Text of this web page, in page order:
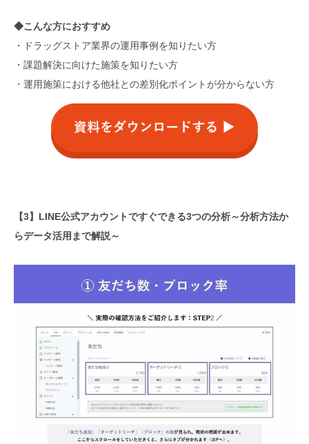
◆こんな方におすすめ
・ドラッグストア業界の運用事例を知りたい方
・課題解決に向けた施策を知りたい方
・運用施策における他社との差別化ポイントが分からない方
【3】LINE公式アカウントですぐできる3つの分析～分析方法か
らデータ活用まで解説～